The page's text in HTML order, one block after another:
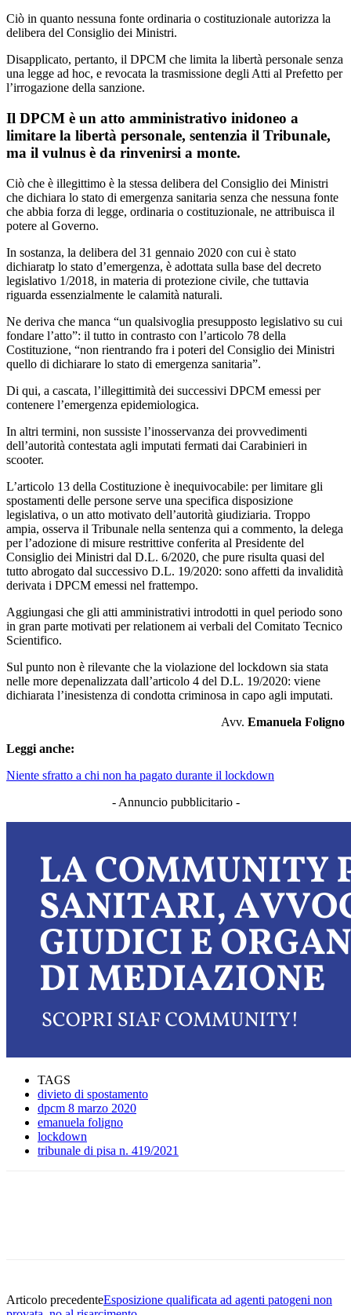
Ciò in quanto nessuna fonte ordinaria o costituzionale autorizza la
delibera del Consiglio dei Ministri.
Disapplicato, pertanto, il DPCM che limita la libertà personale senza
una legge ad hoc, e revocata la trasmissione degli Atti al Prefetto per
l’irrogazione della sanzione.
Il DPCM è un atto amministrativo inidoneo a
limitare la libertà personale, sentenzia il Tribunale,
ma il vulnus è da rinvenirsi a monte.
Ciò che è illegittimo è la stessa delibera del Consiglio dei Ministri
che dichiara lo stato di emergenza sanitaria senza che nessuna fonte
che abbia forza di legge, ordinaria o costituzionale, ne attribuisca il
potere al Governo.
In sostanza, la delibera del 31 gennaio 2020 con cui è stato
dichiaratp lo stato d’emergenza, è adottata sulla base del decreto
legislativo 1/2018, in materia di protezione civile, che tuttavia
riguarda essenzialmente le calamità naturali.
Ne deriva che manca “un qualsivoglia presupposto legislativo su cui
fondare l’atto”: il tutto in contrasto con l’articolo 78 della
Costituzione, “non rientrando fra i poteri del Consiglio dei Ministri
quello di dichiarare lo stato di emergenza sanitaria”.
Di qui, a cascata, l’illegittimità dei successivi DPCM emessi per
contenere l’emergenza epidemiologica.
In altri termini, non sussiste l’inosservanza dei provvedimenti
dell’autorità contestata agli imputati fermati dai Carabinieri in
scooter.
L’articolo 13 della Costituzione è inequivocabile: per limitare gli
spostamenti delle persone serve una specifica disposizione
legislativa, o un atto motivato dell’autorità giudiziaria. Troppo
ampia, osserva il Tribunale nella sentenza qui a commento, la delega
per l’adozione di misure restrittive conferita al Presidente del
Consiglio dei Ministri dal D.L. 6/2020, che pure risulta quasi del
tutto abrogato dal successivo D.L. 19/2020: sono affetti da invalidità
derivata i DPCM emessi nel frattempo.
Aggiungasi che gli atti amministrativi introdotti in quel periodo sono
in gran parte motivati per relationem ai verbali del Comitato Tecnico
Scientifico.
Sul punto non è rilevante che la violazione del lockdown sia stata
nelle more depenalizzata dall’articolo 4 del D.L. 19/2020: viene
dichiarata l’inesistenza di condotta criminosa in capo agli imputati.
Avv. Emanuela Foligno
Leggi anche:
Niente sfratto a chi non ha pagato durante il lockdown
- Annuncio pubblicitario -
TAGS
divieto di spostamento
dpcm 8 marzo 2020
emanuela foligno
lockdown
tribunale di pisa n. 419/2021
Articolo precedenteEsposizione qualificata ad agenti patogeni non